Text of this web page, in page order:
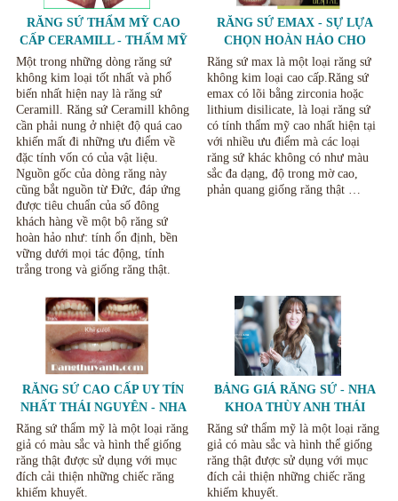
RĂNG SỨ THẨM MỸ CAO
CẤP CERAMILL - THẨM MỸ
RĂNG TẠI NHA KHOA THÙY
ANH THÁI NGUYÊN
Một trong những dòng răng sứ
không kim loại tốt nhất và phổ
biến nhất hiện nay là răng sứ
Ceramill. Răng sứ Ceramill không
cần phải nung ở nhiệt độ quá cao
khiến mất đi những ưu điểm về
đặc tính vốn có của vật liệu.
Nguồn gốc của dòng răng này
cũng bắt nguồn từ Đức, đáp ứng
được tiêu chuẩn của số đông
khách hàng về một bộ răng sứ
hoàn hảo như: tính ổn định, bền
vững dưới mọi tác động, tính
trắng trong và giống răng thật.
RĂNG SỨ EMAX - SỰ LỰA
CHỌN HOÀN HẢO CHO
THẨM MỸ RĂNG SỨ
Răng sứ max là một loại răng sứ
không kim loại cao cấp.Răng sứ
emax có lõi bằng zirconia hoặc
lithium disilicate, là loại răng sứ
có tính thẩm mỹ cao nhất hiện tại
với nhiều ưu điểm mà các loại
răng sứ khác không có như màu
sắc đa dạng, độ trong mờ cao,
phản quang giống răng thật …
RĂNG SỨ CAO CẤP UY TÍN
NHẤT THÁI NGUYÊN - NHA
KHOA THÙY ANH
Răng sứ thẩm mỹ là một loại răng
giả có màu sắc và hình thể giống
răng thật được sử dụng với mục
đích cải thiện những chiếc răng
khiếm khuyết.
BẢNG GIÁ RĂNG SỨ - NHA
KHOA THÙY ANH THÁI
NGUYÊN
Răng sứ thẩm mỹ là một loại răng
giả có màu sắc và hình thể giống
răng thật được sử dụng với mục
đích cải thiện những chiếc răng
khiếm khuyết.